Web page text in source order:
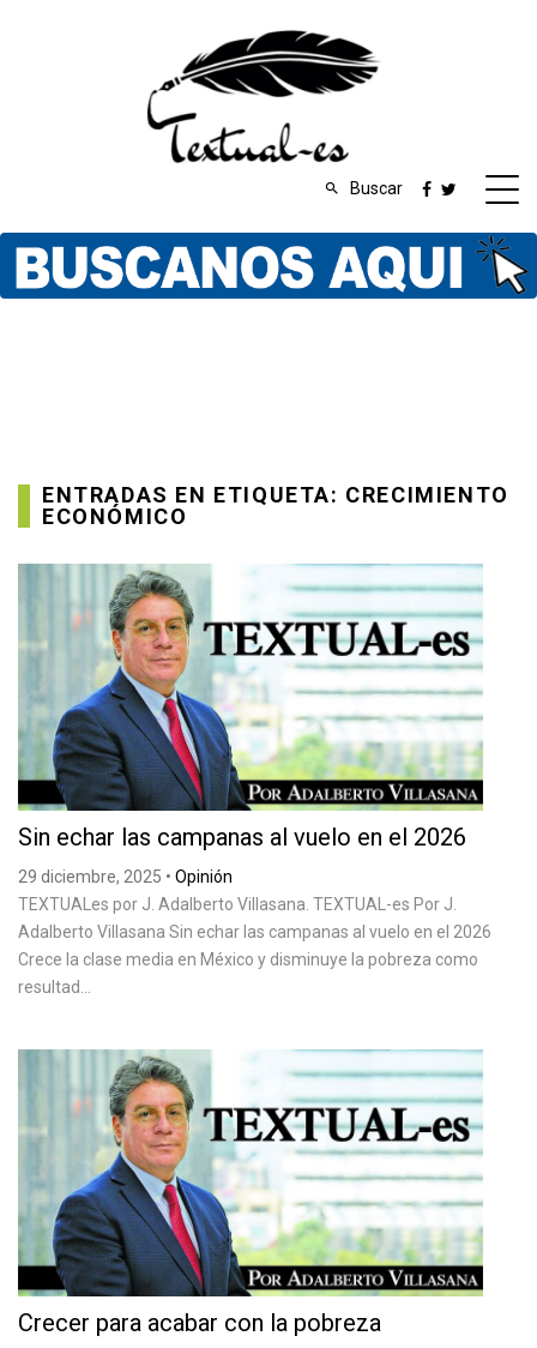
Buscar
ENTRADAS EN ETIQUETA: CRECIMIENTO
ECONÓMICO
Sin echar las campanas al vuelo en el 2026
29 diciembre, 2025 • Opinión
TEXTUALes por J. Adalberto Villasana. TEXTUAL-es Por J.
Adalberto Villasana Sin echar las campanas al vuelo en el 2026
Crece la clase media en México y disminuye la pobreza como
resultad...
Crecer para acabar con la pobreza